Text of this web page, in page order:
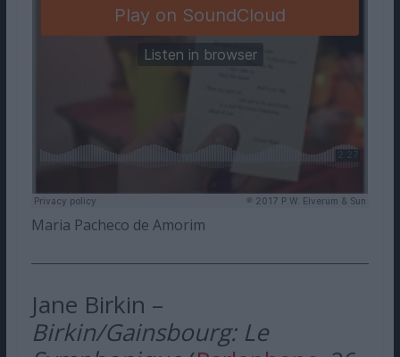
Maria Pacheco de Amorim
Jane Birkin –
Birkin/Gainsbourg: Le